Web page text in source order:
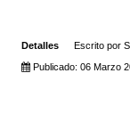
Detalles Escrito por
Publicado: 06 Marzo